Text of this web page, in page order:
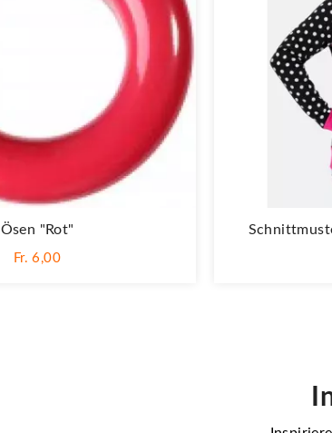
Ösen "Rot"
Fr. 6,00